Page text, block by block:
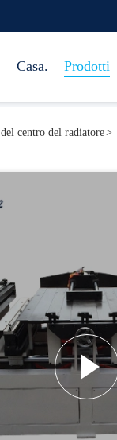
Casa. Prodotti
centro del radiatore>